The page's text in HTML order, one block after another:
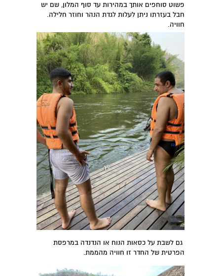
פשוט סוחפים אותך במהירות עד סוף המלון, שם יש
חבל בעזרתו ניתן לעלות לגדת הנהר וחוזר חלילה.
חוויה.
גם לשבת על כסאות הנוח או הנדנדה במרפסת
הפרטית של החדר זו חוויה מהממת.